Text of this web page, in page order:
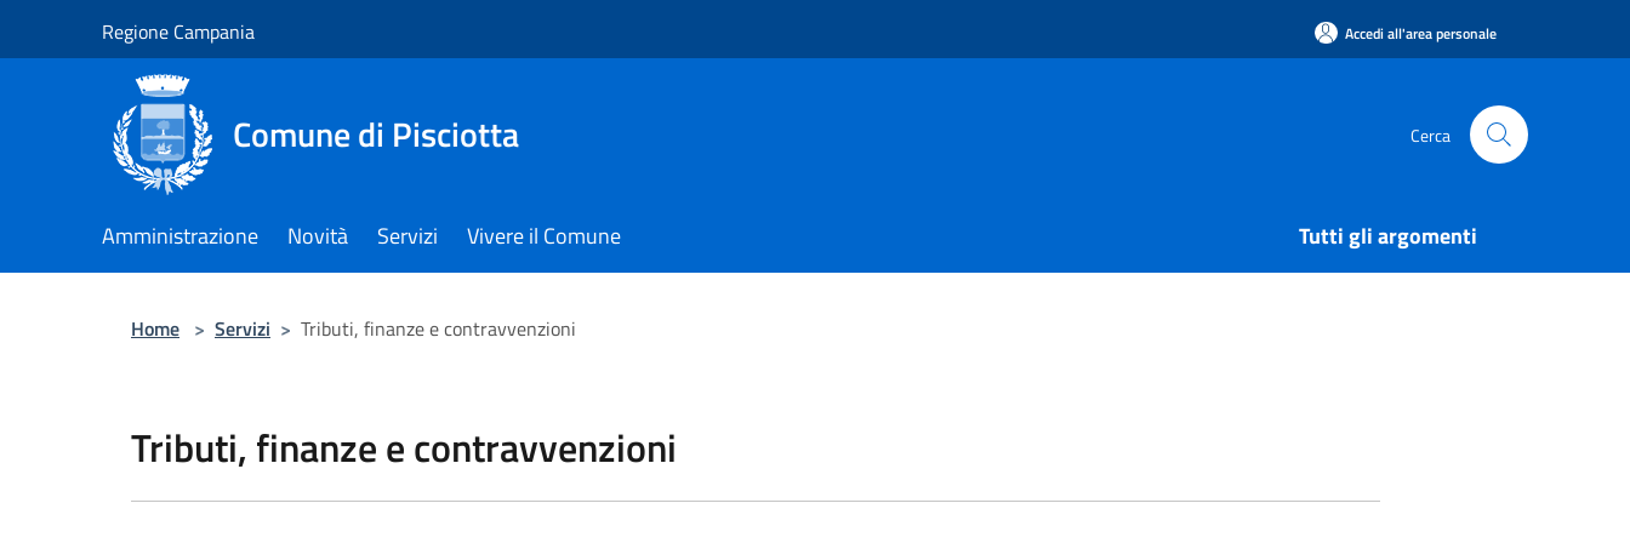
Regione Campania Accedi all'area personale
Comune di Pisciotta Cerca
Amministrazione Novità Servizi Vivere il Comune Tutti gli argomenti
Home > Servizi > Tributi, finanze e contravvenzioni
Tributi, finanze e contravvenzioni